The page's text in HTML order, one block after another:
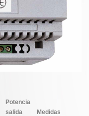
Potencia
salida
Medidas